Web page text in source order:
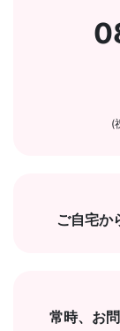
(
ご自宅か
常時、お